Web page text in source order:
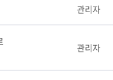
관리자
관리자